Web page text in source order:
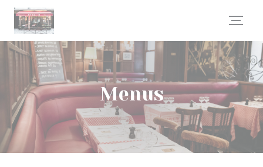
Painel de Gerenciamento de Cookies
Menus